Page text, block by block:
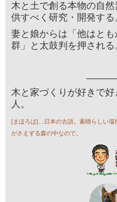
木と土で創る本物の自
供すべく研究・開発する
妻と娘からは「他はと
群」と太鼓判を押される
木と家づくりが好きで
人。
[まほろば]…日本の古語。素晴らしい場
がさえずる森の中なので。